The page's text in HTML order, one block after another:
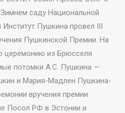
Зимнем саду Национальной
Пушкина провел III
Пушкинской Премии. На
церемонию из Брюсселя
потомки А.С. Пушкина —
и Мария-Мадлен Пушкина-
вручения премии
Посол РФ в Эстонии и